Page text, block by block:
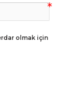
olmak için